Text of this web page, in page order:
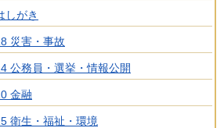
しがき
災害・事故
公務員・選挙・情報公開
金融
衛生・福祉・環境